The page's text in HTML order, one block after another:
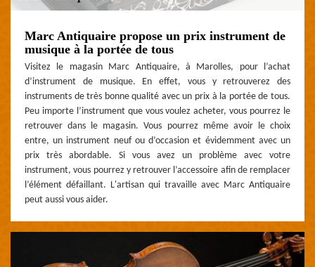
Marc Antiquaire propose un prix instrument de
musique à la portée de tous
Visitez le magasin Marc Antiquaire, à Marolles, pour l’achat
d’instrument de musique. En effet, vous y retrouverez des
instruments de très bonne qualité avec un prix à la portée de tous.
Peu importe l’instrument que vous voulez acheter, vous pourrez le
retrouver dans le magasin. Vous pourrez même avoir le choix
entre, un instrument neuf ou d’occasion et évidemment avec un
prix très abordable. Si vous avez un problème avec votre
instrument, vous pourrez y retrouver l’accessoire afin de remplacer
l’élément défaillant. L'artisan qui travaille avec Marc Antiquaire
peut aussi vous aider.